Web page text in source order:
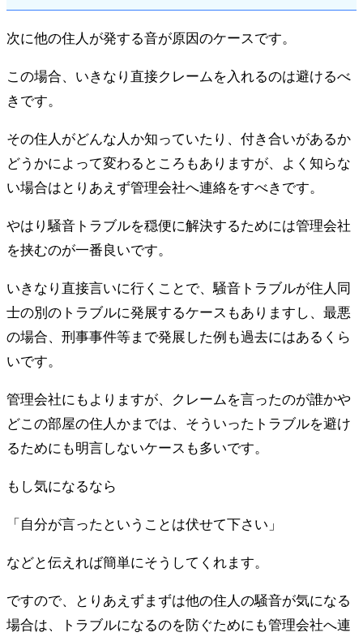
次に他の住人が発する音が原因のケースです。
この場合、いきなり直接クレームを入れるのは避けるべ
きです。
その住人がどんな人か知っていたり、付き合いがあるか
どうかによって変わるところもありますが、よく知らな
い場合はとりあえず管理会社へ連絡をすべきです。
やはり騒音トラブルを穏便に解決するためには管理会社
を挟むのが一番良いです。
いきなり直接言いに行くことで、騒音トラブルが住人同
士の別のトラブルに発展するケースもありますし、最悪
の場合、刑事事件等まで発展した例も過去にはあるくら
いです。
管理会社にもよりますが、クレームを言ったのが誰かや
どこの部屋の住人かまでは、そういったトラブルを避け
るためにも明言しないケースも多いです。
もし気になるなら
「自分が言ったということは伏せて下さい」
などと伝えれば簡単にそうしてくれます。
ですので、とりあえずまずは他の住人の騒音が気になる
場合は、トラブルになるのを防ぐためにも管理会社へ連